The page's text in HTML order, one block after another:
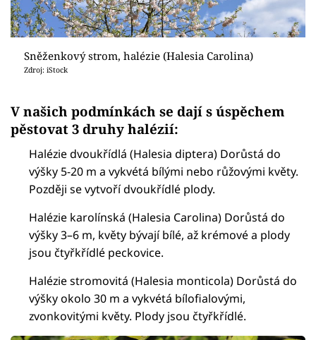
Sněženkový strom, halézie (Halesia Carolina)
Zdroj: iStock
V našich podmínkách se dají s úspěchem
pěstovat 3 druhy halézií:
Halézie dvoukřídlá (Halesia diptera) Dorůstá do
výšky 5-20 m a vykvétá bílými nebo růžovými květy.
Později se vytvoří dvoukřídlé plody.
Halézie karolínská (Halesia Carolina) Dorůstá do
výšky 3–6 m, květy bývají bílé, až krémové a plody
jsou čtyřkřídlé peckovice.
Halézie stromovitá (Halesia monticola) Dorůstá do
výšky okolo 30 m a vykvétá bílofialovými,
zvonkovitými květy. Plody jsou čtyřkřídlé.